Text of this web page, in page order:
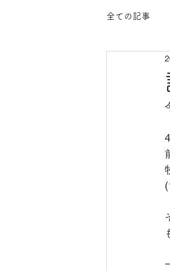
全ての記事